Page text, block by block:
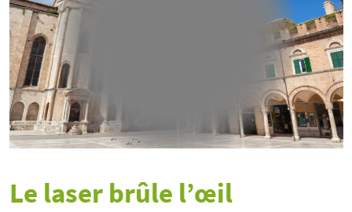
Le laser brûle l’œil